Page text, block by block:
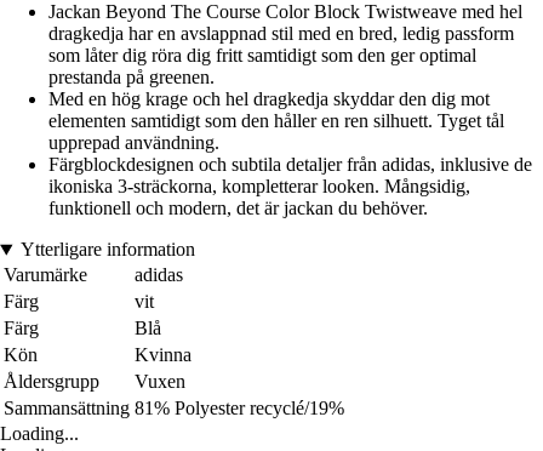
Jackan Beyond The Course Color Block Twistweave med hel
dragkedja har en avslappnad stil med en bred, ledig passform
som låter dig röra dig fritt samtidigt som den ger optimal
prestanda på greenen.
Med en hög krage och hel dragkedja skyddar den dig mot
elementen samtidigt som den håller en ren silhuett. Tyget tål
upprepad användning.
Färgblockdesignen och subtila detaljer från adidas, inklusive de
ikoniska 3-sträckorna, kompletterar looken. Mångsidig,
funktionell och modern, det är jackan du behöver.
Ytterligare information
Varumärke
adidas
Färg
vit
Färg
Blå
Kön
Kvinna
Åldersgrupp
Vuxen
Sammansättning 81% Polyester recyclé/19%
Loading...